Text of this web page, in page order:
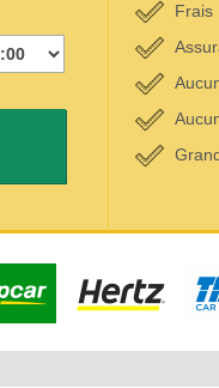
Frais